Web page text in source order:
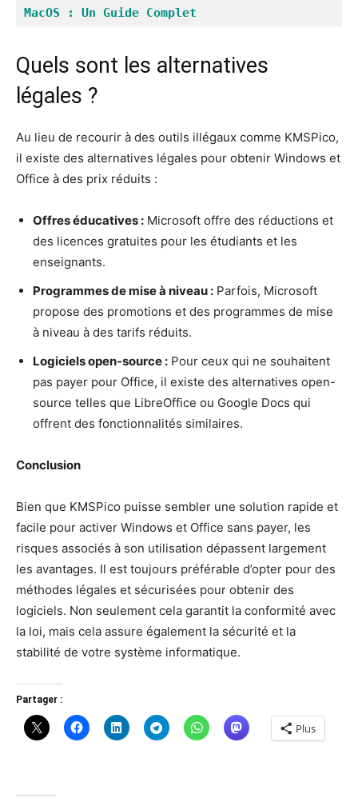
MacOS : Un Guide Complet
Quels sont les alternatives
légales ?
Au lieu de recourir à des outils illégaux comme KMSPico,
il existe des alternatives légales pour obtenir Windows et
Office à des prix réduits :
Offres éducatives : Microsoft offre des réductions et
des licences gratuites pour les étudiants et les
enseignants.
Programmes de mise à niveau : Parfois, Microsoft
propose des promotions et des programmes de mise
à niveau à des tarifs réduits.
Logiciels open-source : Pour ceux qui ne souhaitent
pas payer pour Office, il existe des alternatives open-
source telles que LibreOffice ou Google Docs qui
offrent des fonctionnalités similaires.
Conclusion
Bien que KMSPico puisse sembler une solution rapide et
facile pour activer Windows et Office sans payer, les
risques associés à son utilisation dépassent largement
les avantages. Il est toujours préférable d’opter pour des
méthodes légales et sécurisées pour obtenir des
logiciels. Non seulement cela garantit la conformité avec
la loi, mais cela assure également la sécurité et la
stabilité de votre système informatique.
Partager :
Plus